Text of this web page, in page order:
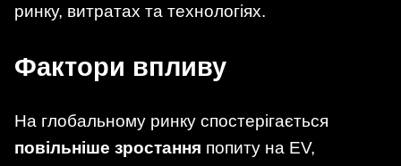
ринку, витратах та технологіях.
Фактори впливу
На глобальному ринку спостерігається
повільніше зростання попиту на EV,